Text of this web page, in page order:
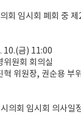
회 임시회 폐회 중 제
10.(금) 11:00
위원회 회의실
혁 위원장, 권순용 부
의회 임시회 의사일